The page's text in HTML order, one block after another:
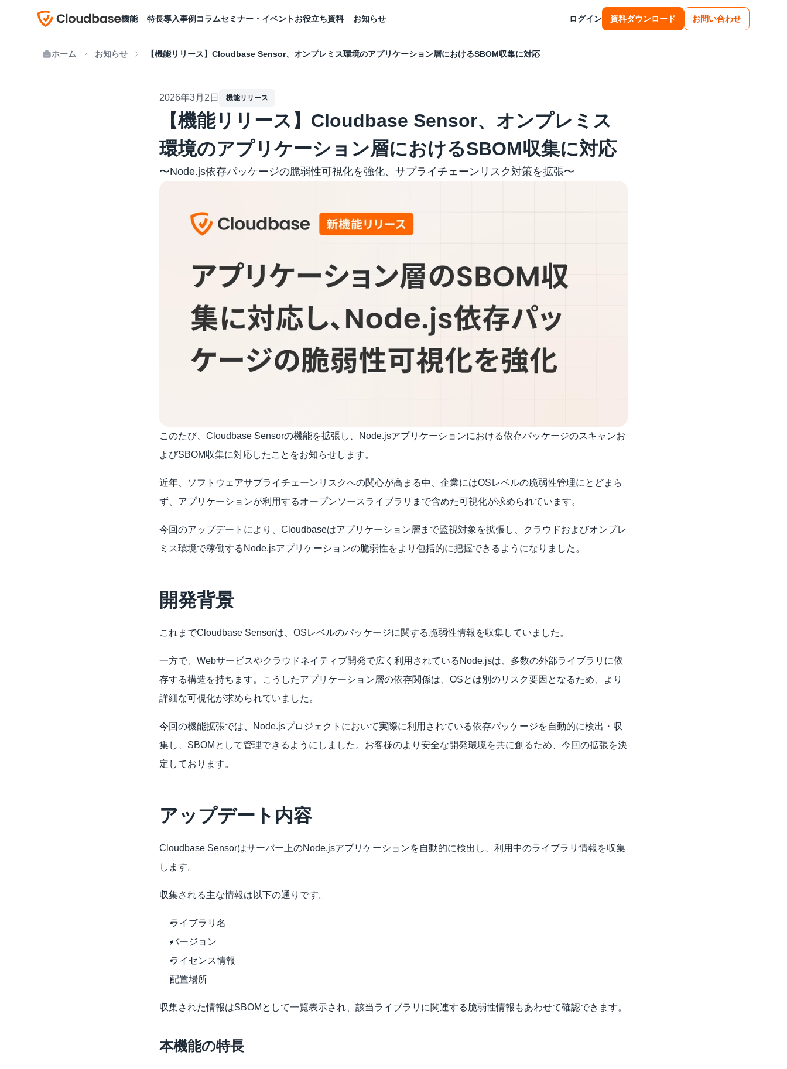
機能 特長導入事例 コラムセミナー・イベントお役立ち資料 お知らせ ログイン 資料ダウンロード お問い合わせ
ホーム お知らせ 【機能リリース】Cloudbase Sensor、オンプレミス環境のアプリケーション層におけるSBOM収集に対応
2026年3月2日 機能リリース
【機能リリース】Cloudbase Sensor、オンプレミス
環境のアプリケーション層におけるSBOM収集に対応
〜Node.js依存パッケージの脆弱性可視化を強化、サプライチェーンリスク対策を拡張〜
このたび、Cloudbase Sensorの機能を拡張し、Node.jsアプリケーションにおける依存パッケージのスキャンお
よびSBOM収集に対応したことをお知らせします。
近年、ソフトウェアサプライチェーンリスクへの関心が高まる中、企業にはOSレベルの脆弱性管理にとどまら
ず、アプリケーションが利用するオープンソースライブラリまで含めた可視化が求められています。
今回のアップデートにより、Cloudbaseはアプリケーション層まで監視対象を拡張し、クラウドおよびオンプレ
ミス環境で稼働するNode.jsアプリケーションの脆弱性をより包括的に把握できるようになりました。
開発背景
これまでCloudbase Sensorは、OSレベルのパッケージに関する脆弱性情報を収集していました。
一方で、Webサービスやクラウドネイティブ開発で広く利用されているNode.jsは、多数の外部ライブラリに依
存する構造を持ちます。こうしたアプリケーション層の依存関係は、OSとは別のリスク要因となるため、より
詳細な可視化が求められていました。
今回の機能拡張では、Node.jsプロジェクトにおいて実際に利用されている依存パッケージを自動的に検出・収
集し、SBOMとして管理できるようにしました。お客様のより安全な開発環境を共に創るため、今回の拡張を決
定しております。
アップデート内容
Cloudbase Sensorはサーバー上のNode.jsアプリケーションを自動的に検出し、利用中のライブラリ情報を収集
します。
収集される主な情報は以下の通りです。
ライブラリ名
バージョン
ライセンス情報
配置場所
収集された情報はSBOMとして一覧表示され、該当ライブラリに関連する脆弱性情報もあわせて確認できます。
本機能の特長